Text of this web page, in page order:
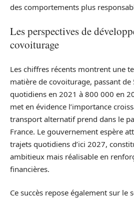
des comportements plus
Les perspectives de
covoiturage
Les chiffres récents montrent une
matière de covoiturage, passant
quotidiens en 2021 à 800 000 en
met en évidence l’importance
transport alternatif prend dans le
France. Le gouvernement espère
trajets quotidiens d’ici 2027,
ambitieux mais réalisable en
financières.
Ce succès repose également sur le